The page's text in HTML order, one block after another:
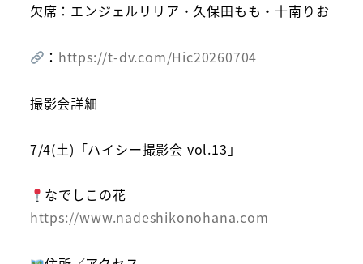
欠席：エンジェルリリア・久保田もも・十南りお
： https://t-dv.com/Hic20260704
撮影会詳細
7/4(土)「ハイシー撮影会 vol.13」
なでしこの花
https://www.nadeshikonohana.com